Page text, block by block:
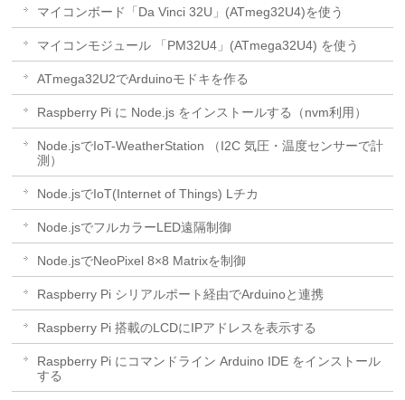
マイコンボード「Da Vinci 32U」(ATmeg32U4)を使う
マイコンモジュール 「PM32U4」(ATmega32U4) を使う
ATmega32U2でArduinoモドキを作る
Raspberry Pi に Node.js をインストールする（nvm利用）
Node.jsでIoT-WeatherStation （I2C 気圧・温度センサーで計
測）
Node.jsでIoT(Internet of Things) Lチカ
Node.jsでフルカラーLED遠隔制御
Node.jsでNeoPixel 8×8 Matrixを制御
Raspberry Pi シリアルポート経由でArduinoと連携
Raspberry Pi 搭載のLCDにIPアドレスを表示する
Raspberry Pi にコマンドライン Arduino IDE をインストール
する